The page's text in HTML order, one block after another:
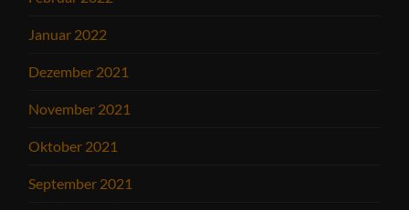
Januar 2022
Dezember 2021
November 2021
Oktober 2021
September 2021